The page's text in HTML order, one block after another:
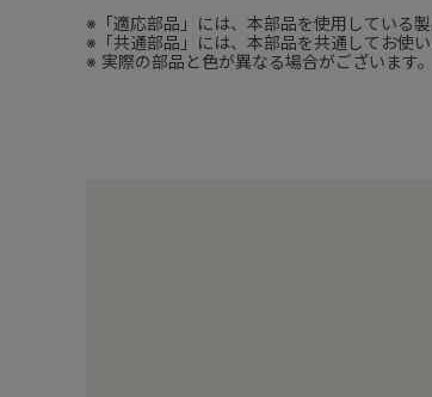
※「適応部品」には、本部品を使用している製
※「共通部品」には、本部品を共通してお使
※ 実際の部品と色が異なる場合がございます。